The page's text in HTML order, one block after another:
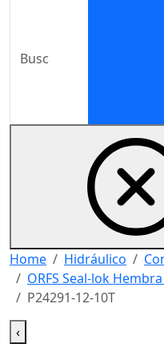
Home Hidráulico
ORFS Seal-lok
P24291-12-10T
‹